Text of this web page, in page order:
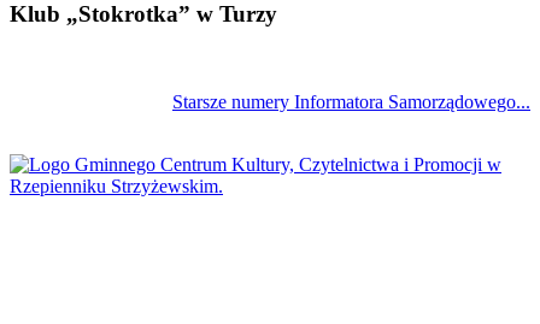
Klub „Stokrotka” w Turzy
Starsze numery Informatora Samorządowego...